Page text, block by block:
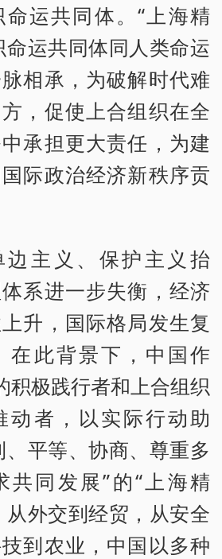
命运共同体。“上海精
命运共同体同人类命运
相承，为破解时代难
，促使上合组织在全
承担更大责任，为建
际政治经济新秩序贡
边主义、保护主义抬
系进一步失衡，经济
升，国际格局发生复
在此背景下，中国作
积极践行者和上合组织
动者，以实际行动助
、平等、协商、尊重多
共同发展”的“上海精
从外交到经贸，从安全
到农业，中国以多种